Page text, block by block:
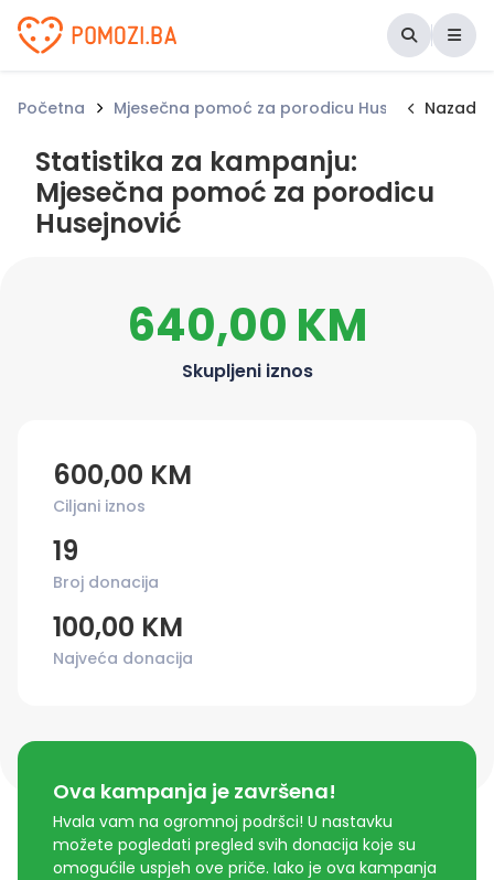
Udruženje Pomozi.ba
Početna Mjesečna pomoć za porodicu HusejnovićNazad
Statistika za kampanju:
Mjesečna pomoć za porodicu
Husejnović
640,00 KM
Skupljeni iznos
600,00 KM
Ciljani iznos
19
Broj donacija
100,00 KM
Najveća donacija
Ova kampanja je završena!
Hvala vam na ogromnoj podršci! U nastavku
možete pogledati pregled svih donacija koje su
omogućile uspjeh ove priče. Iako je ova kampanja